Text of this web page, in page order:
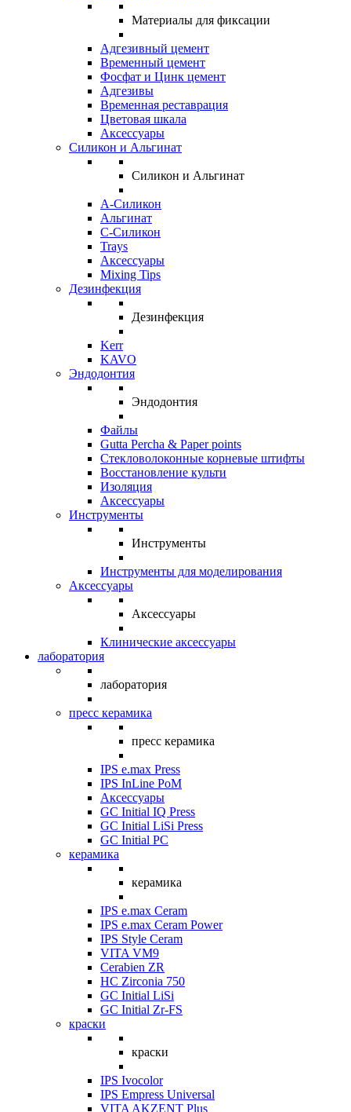
Материалы для фиксации
Адгезивный цемент
Временный цемент
Фосфат и Цинк цемент
Адгезивы
Временная реставрация
Цветовая шкала
Аксессуары
Силикон и Альгинат
Силикон и Альгинат
A-Силикон
Альгинат
C-Силикон
Trays
Аксессуары
Mixing Tips
Дезинфекция
Дезинфекция
Kerr
KAVO
Эндодонтия
Эндодонтия
Файлы
Gutta Percha & Paper points
Стекловолоконные корневые штифты
Восстановление культи
Изоляция
Аксессуары
Инструменты
Инструменты
Инструменты для моделирования
Аксессуары
Аксессуары
Клинические аксессуары
лаборатория
лаборатория
пресс керамика
пресс керамика
IPS e.max Press
IPS InLine PoM
Аксессуары
GC Initial IQ Press
GC Initial LiSi Press
GC Initial PC
керамика
керамика
IPS e.max Ceram
IPS e.max Ceram Power
IPS Style Ceram
VITA VM9
Cerabien ZR
HC Zirconia 750
GC Initial LiSi
GC Initial Zr-FS
краски
краски
IPS Ivocolor
IPS Empress Universal
VITA AKZENT Plus